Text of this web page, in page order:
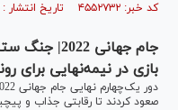
کد خبر: ۴۵۵۲۷۳۲ تاریخ انتشار : ۱۴۰۱/۰۹/۲۲
جام جهانی
بازی در نیمه‌نهایی برای
صعود کردند تا رقابتی جذاب و